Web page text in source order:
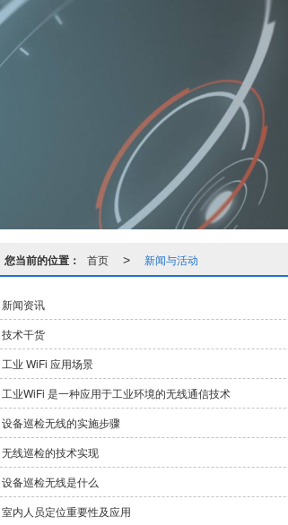
您当前的位置： 首页 > 新闻与活动
新闻资讯
技术干货
工业 WiFi 应用场景
工业WiFi 是一种应用于工业环境的无线通信技术
设备巡检无线的实施步骤
无线巡检的技术实现
设备巡检无线是什么
室内人员定位重要性及应用